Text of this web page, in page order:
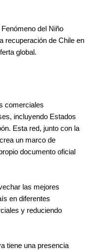
del Niño
recuperación de Chile en
global.
comerciales
incluyendo Estados
Esta red, junto con la
un marco de
documento oficial
las mejores
en diferentes
y reduciendo
tiene una presencia